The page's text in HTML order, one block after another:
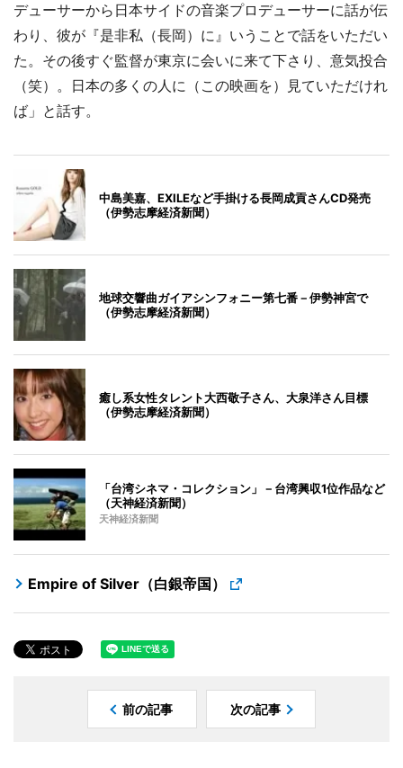
デューサーから日本サイドの音楽プロデューサーに話が伝
わり、彼が『是非私（長岡）に』いうことで話をいただい
た。その後すぐ監督が東京に会いに来て下さり、意気投合
（笑）。日本の多くの人に（この映画を）見ていただけれ
ば」と話す。
中島美嘉、EXILEなど手掛ける長岡成貢さんCD発売
（伊勢志摩経済新聞）
地球交響曲ガイアシンフォニー第七番－伊勢神宮で
（伊勢志摩経済新聞）
癒し系女性タレント大西敬子さん、大泉洋さん目標
（伊勢志摩経済新聞）
「台湾シネマ・コレクション」－台湾興収1位作品など
（天神経済新聞）
天神経済新聞
Empire of Silver（白銀帝国）
前の記事 次の記事